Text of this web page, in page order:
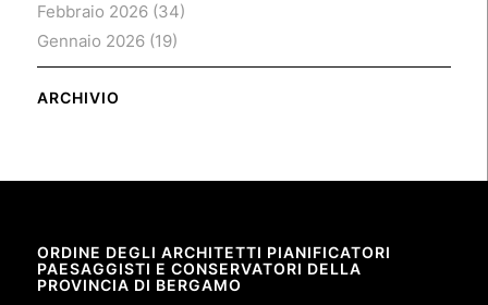
Febbraio 2026(34)
Gennaio 2026(19)
ARCHIVIO
ORDINE DEGLI ARCHITETTI PIANIFICATORI
PAESAGGISTI E CONSERVATORI DELLA
PROVINCIA DI BERGAMO